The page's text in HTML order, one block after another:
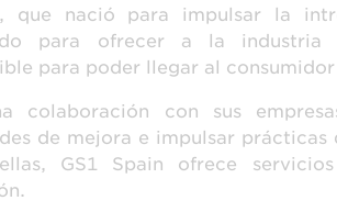
que nació para impulsar la
para ofrecer a la
para poder llegar al
colaboración con sus
de mejora e impulsar prácticas
GS1 Spain ofrece